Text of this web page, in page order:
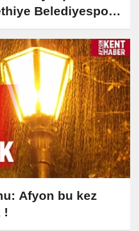
Belediyespor
Afyon bu kez
!